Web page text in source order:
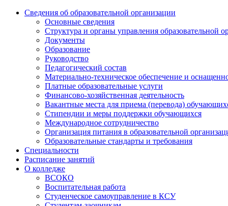
Сведения об образовательной организации
Основные сведения
Структура и органы управления образовательной
Документы
Образование
Руководство
Педагогический состав
Материально-техническое обеспечение и
Платные образовательные услуги
Финансово-хозяйственная деятельность
Вакантные места для приема (перевода)
Стипендии и меры поддержки обучающихся
Международное сотрудничество
Организация питания в образовательной
Образовательные стандарты и требования
Специальности
Расписание занятий
О колледже
ВСОКО
Воспитательная работа
Студенческое самоуправление в КСУ